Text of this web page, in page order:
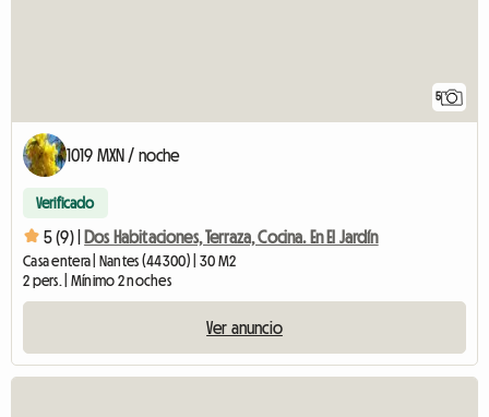
5
1019 MXN / noche
Verificado
5 (9) | Dos Habitaciones, Terraza, Cocina. En El Jardín
Casa entera | Nantes (44300) | 30 M2
2 pers. | Mínimo 2 noches
Ver anuncio